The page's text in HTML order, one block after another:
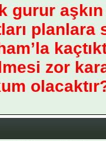
gurur
planlara
zor